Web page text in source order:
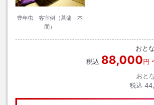
豊年虫 客室例（菖蒲 本
間）
おとな
税込 88,000円
おと
税込